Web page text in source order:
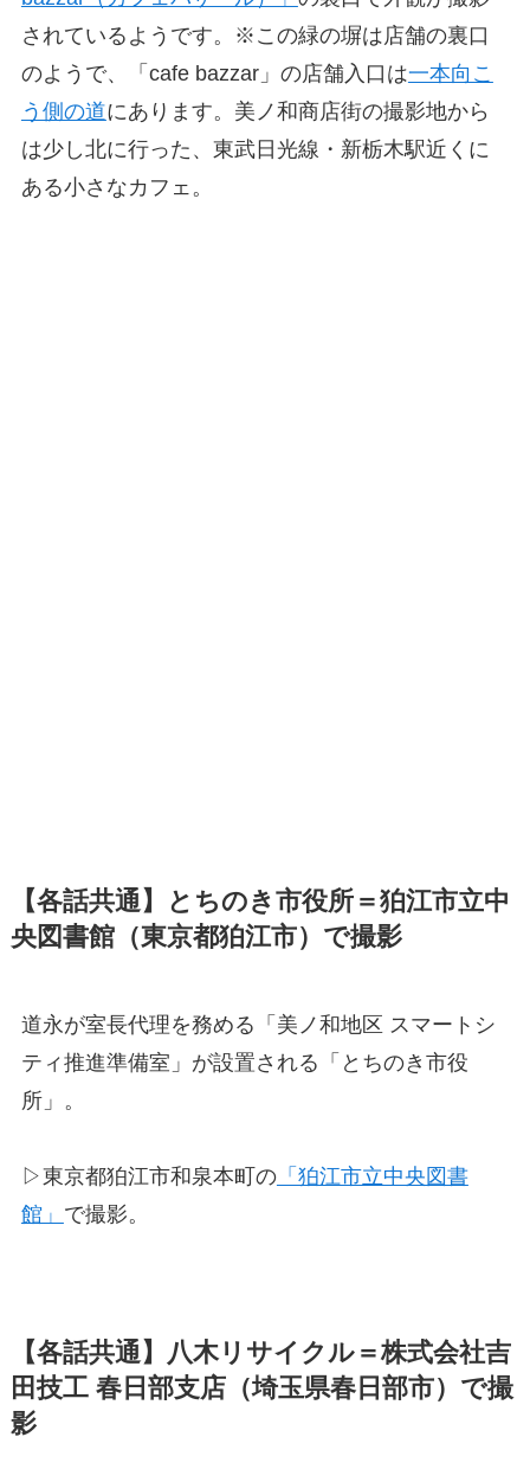
されているようです。※この緑の塀は店舗の裏口
のようで、「cafe bazzar」の店舗入口は一本向こ
う側の道にあります。美ノ和商店街の撮影地から
は少し北に行った、東武日光線・新栃木駅近くに
ある小さなカフェ。
【各話共通】とちのき市役所＝狛江市立中
央図書館（東京都狛江市）で撮影
道永が室長代理を務める「美ノ和地区 スマートシ
ティ推進準備室」が設置される「とちのき市役
所」。
▷東京都狛江市和泉本町の「狛江市立中央図書
館」 で撮影。
【各話共通】八木リサイクル＝株式会社吉
田技工 春日部支店（埼玉県春日部市）で撮
影